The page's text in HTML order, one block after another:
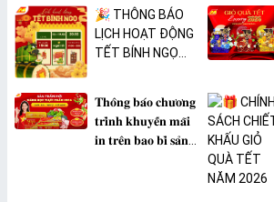
🎉 THÔNG BÁO
LỊCH HOẠT ĐỘNG
TẾT BÍNH NGỌ
𝐓𝐡𝐨̂𝐧𝐠 𝐛𝐚́𝐨 𝐜𝐡𝐮̛𝐨̛𝐧𝐠
𝐭𝐫𝐢̀𝐧𝐡 𝐤𝐡𝐮𝐲𝐞̂́𝐧 𝐦𝐚̃𝐢
𝐢𝐧 𝐭𝐫𝐞̂𝐧 𝐛𝐚𝐨 𝐛𝐢̀ 𝐬𝐚̉𝐧